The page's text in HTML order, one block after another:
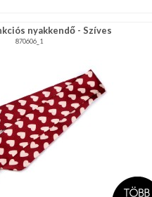
nyakkendő - Szíves
870606_1